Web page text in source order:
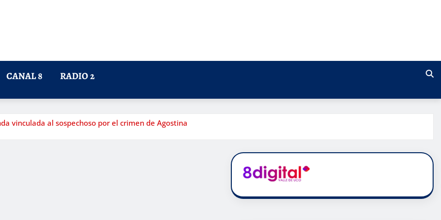
CANAL 8 RADIO 2
vinculada al sospechoso por el crimen de Agostina